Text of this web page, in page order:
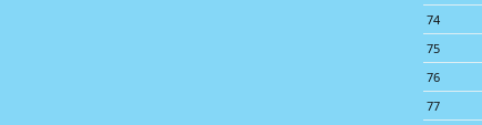
74
75
76
77